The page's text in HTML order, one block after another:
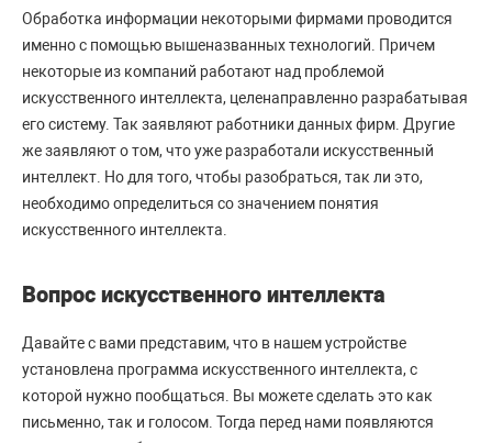
Обработка информации некоторыми фирмами проводится
именно с помощью вышеназванных технологий. Причем
некоторые из компаний работают над проблемой
искусственного интеллекта, целенаправленно разрабатывая
его систему. Так заявляют работники данных фирм. Другие
же заявляют о том, что уже разработали искусственный
интеллект. Но для того, чтобы разобраться, так ли это,
необходимо определиться со значением понятия
искусственного интеллекта.
Вопрос искусственного интеллекта
Давайте с вами представим, что в нашем устройстве
установлена программа искусственного интеллекта, с
которой нужно пообщаться. Вы можете сделать это как
письменно, так и голосом. Тогда перед нами появляются